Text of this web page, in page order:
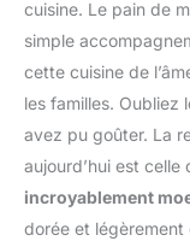
cuisine. Le pain de
simple
cette cuisine de
les familles. Oubliez
avez pu goûter. La
aujourd’hui est celle
incroyablement
dorée et légèrement